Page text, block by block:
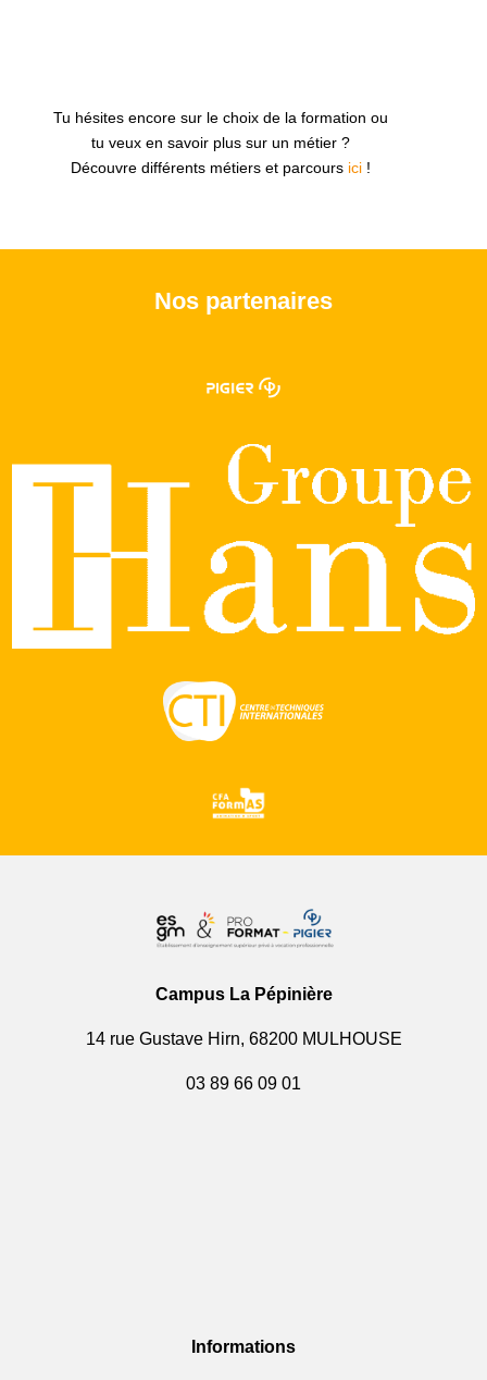
Tu hésites encore sur le choix de la formation ou
tu veux en savoir plus sur un métier ?
Découvre différents métiers et parcours ici!
Nos partenaires
Campus La Pépinière
14 rue Gustave Hirn, 68200 MULHOUSE
03 89 66 09 01
Informations